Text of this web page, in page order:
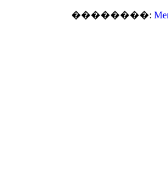
��������: